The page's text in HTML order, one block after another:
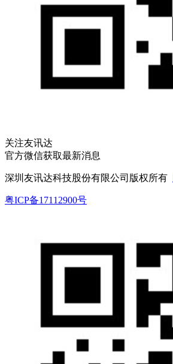
关注友讯达
官方微信获取最新消息
深圳友讯达科技股份有限公司版权所有
粤ICP备17112900号